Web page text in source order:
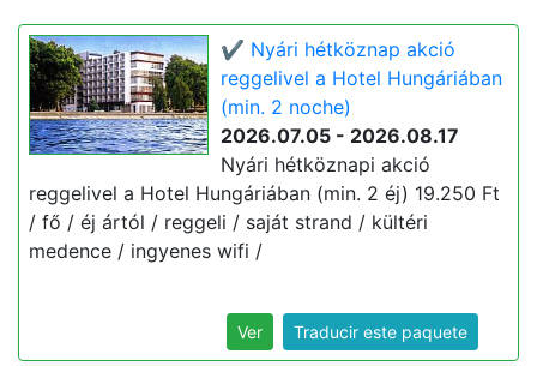
✔️ Nyári hétköznap akció
reggelivel a Hotel Hungáriában
(min. 2 noche)
2026.07.05 - 2026.08.17
Nyári hétköznapi akció
reggelivel a Hotel Hungáriában (min. 2 éj) 19.250 Ft
/ fő / éj ártól / reggeli / saját strand / kültéri
medence / ingyenes wifi /
Ver Traducir este paquete